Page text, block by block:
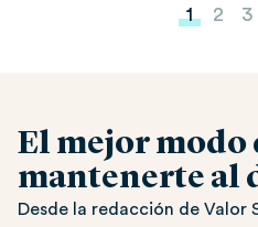
Paginación de
1 2 3
El mejor modo
mantenerte al
Desde la redacción de Valor